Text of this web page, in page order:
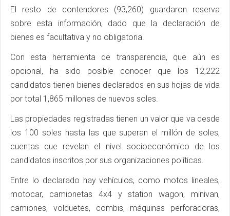
El resto de contendores (93,260) guardaron reserva
sobre esta información, dado que la declaración de
bienes es facultativa y no obligatoria.
Con esta herramienta de transparencia, que aún es
opcional, ha sido posible conocer que los 12,222
candidatos tienen bienes declarados en sus hojas de vida
por total 1,865 millones de nuevos soles.
Las propiedades registradas tienen un valor que va desde
los 100 soles hasta las que superan el millón de soles,
cuentas que revelan el nivel socioeconómico de los
candidatos inscritos por sus organizaciones políticas.
Entre lo declarado hay vehículos, como motos lineales,
motocar, camionetas 4x4 y station wagon, minivan,
camiones, volquetes, combis, máquinas perforadoras,